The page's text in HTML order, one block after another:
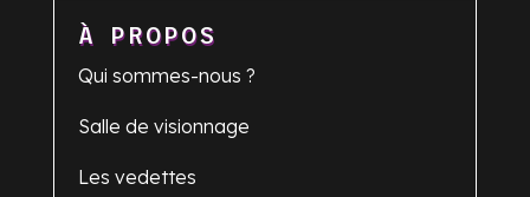
À PROPOS
Qui sommes-nous ?
Salle de visionnage
Les vedettes